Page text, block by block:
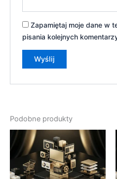
Zapamiętaj moje dane w
pisania kolejnych
Podobne produkty